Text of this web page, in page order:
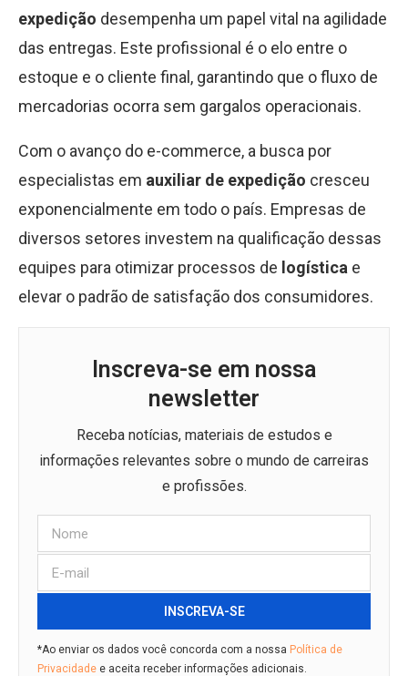
expedição desempenha um papel vital na agilidade
das entregas. Este profissional é o elo entre o
estoque e o cliente final, garantindo que o fluxo de
mercadorias ocorra sem gargalos operacionais.
Com o avanço do e-commerce, a busca por
especialistas em auxiliar de expedição cresceu
exponencialmente em todo o país. Empresas de
diversos setores investem na qualificação dessas
equipes para otimizar processos de logística e
elevar o padrão de satisfação dos consumidores.
Inscreva-se em nossa
newsletter
Receba notícias, materiais de estudos e
informações relevantes sobre o mundo de carreiras
e profissões.
INSCREVA-SE
*Ao enviar os dados você concorda com a nossa Política de
Privacidade e aceita receber informações adicionais.